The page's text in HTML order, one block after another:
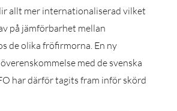
allt mer internationaliserad vilket
på jämförbarhet mellan
de olika fröfirmorna. En ny
med de svenska
har därför tagits fram inför skörd